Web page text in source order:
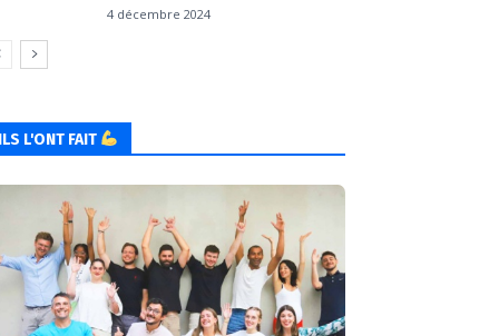
4 décembre 2024
ILS L'ONT FAIT